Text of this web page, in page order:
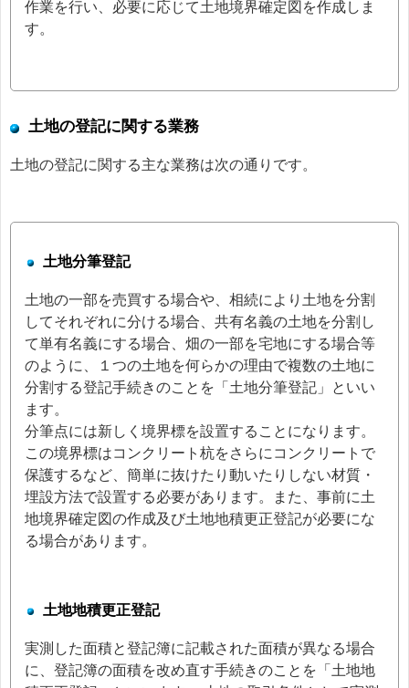
作業を行い、必要に応じて土地境界確定図を作成しま
す。
土地の登記に関する業務
土地の登記に関する主な業務は次の通りです。
土地分筆登記
土地の一部を売買する場合や、相続により土地を分割
してそれぞれに分ける場合、共有名義の土地を分割し
て単有名義にする場合、畑の一部を宅地にする場合等
のように、１つの土地を何らかの理由で複数の土地に
分割する登記手続きのことを「土地分筆登記」といい
ます。
分筆点には新しく境界標を設置することになります。
この境界標はコンクリート杭をさらにコンクリートで
保護するなど、簡単に抜けたり動いたりしない材質・
埋設方法で設置する必要があります。また、事前に土
地境界確定図の作成及び土地地積更正登記が必要にな
る場合があります。
土地地積更正登記
実測した面積と登記簿に記載された面積が異なる場合
に、登記簿の面積を改め直す手続きのことを「土地地